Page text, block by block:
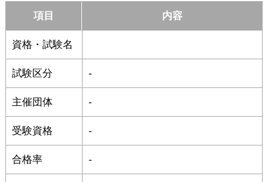
項目 内容
資格・試験名
試験区分 -
主催団体 -
受験資格 -
合格率 -